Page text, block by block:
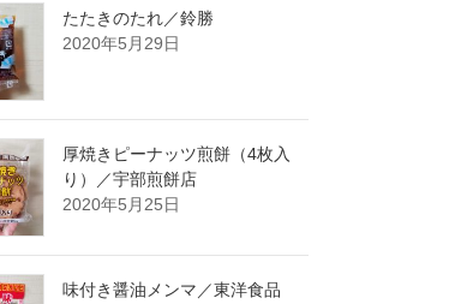
たたきのたれ／鈴勝
2020年5月29日
厚焼きピーナッツ煎餅（4枚入
り）／宇部煎餅店
2020年5月25日
味付き醤油メンマ／東洋食品